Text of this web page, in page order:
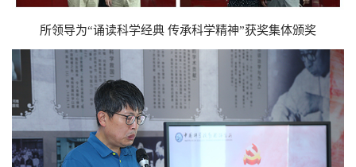
所领导为“诵读科学经典 传承科学精神”获奖集体颁奖